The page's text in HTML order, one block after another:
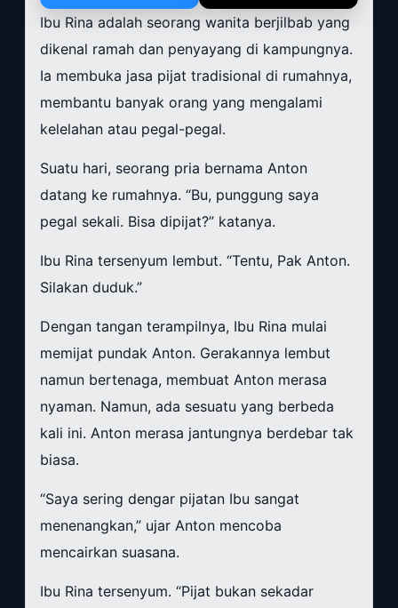
Ibu Rina adalah seorang wanita berjilbab yang
dikenal ramah dan penyayang di kampungnya.
Ia membuka jasa pijat tradisional di rumahnya,
membantu banyak orang yang mengalami
kelelahan atau pegal-pegal.
Suatu hari, seorang pria bernama Anton
datang ke rumahnya. “Bu, punggung saya
pegal sekali. Bisa dipijat?” katanya.
Ibu Rina tersenyum lembut. “Tentu, Pak Anton.
Silakan duduk.”
Dengan tangan terampilnya, Ibu Rina mulai
memijat pundak Anton. Gerakannya lembut
namun bertenaga, membuat Anton merasa
nyaman. Namun, ada sesuatu yang berbeda
kali ini. Anton merasa jantungnya berdebar tak
biasa.
“Saya sering dengar pijatan Ibu sangat
menenangkan,” ujar Anton mencoba
mencairkan suasana.
Ibu Rina tersenyum. “Pijat bukan sekadar